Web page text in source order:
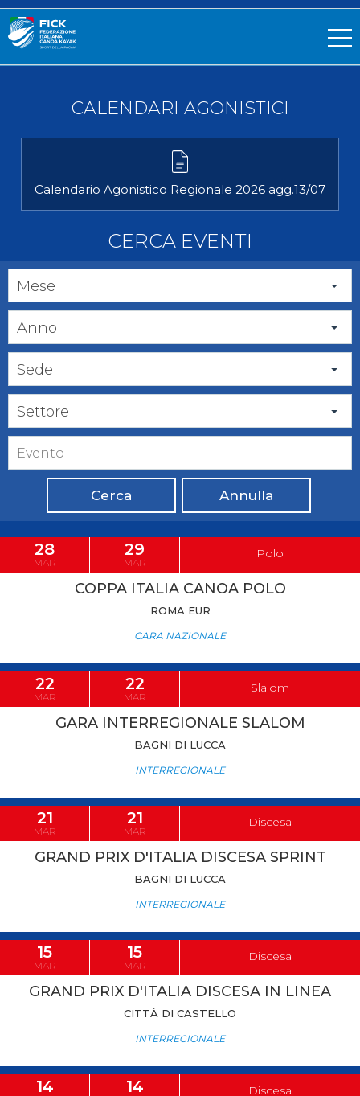
CALENDARI AGONISTICI
Calendario Agonistico Regionale 2026 agg.13/07
CERCA EVENTI
Mese
Anno
Sede
Settore
Cerca Annulla
28
MAR
29
MAR
Polo
COPPA ITALIA CANOA POLO
ROMA EUR
GARA NAZIONALE
22
MAR
22
MAR
Slalom
GARA INTERREGIONALE SLALOM
BAGNI DI LUCCA
INTERREGIONALE
21
MAR
21
MAR
Discesa
GRAND PRIX D'ITALIA DISCESA SPRINT
BAGNI DI LUCCA
INTERREGIONALE
15
MAR
15
MAR
Discesa
GRAND PRIX D'ITALIA DISCESA IN LINEA
CITTÀ DI CASTELLO
INTERREGIONALE
14 14 Discesa